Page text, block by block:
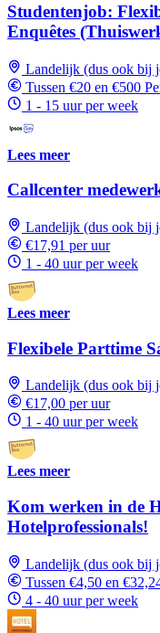
Studentenjob:
Enquêtes
Landelijk (dus ook bij
Tussen €20 en €500
1 - 15 uur per week
Lees meer
Callcenter
Landelijk (dus ook bij
€17,91 per uur
1 - 40 uur per week
Lees meer
Flexibele Parttime
Landelijk (dus ook bij
€17,00 per uur
1 - 40 uur per week
Lees meer
Kom werken in de
Hotelprofessionals!
Landelijk (dus ook bij
Tussen €4,50 en
4 - 40 uur per week